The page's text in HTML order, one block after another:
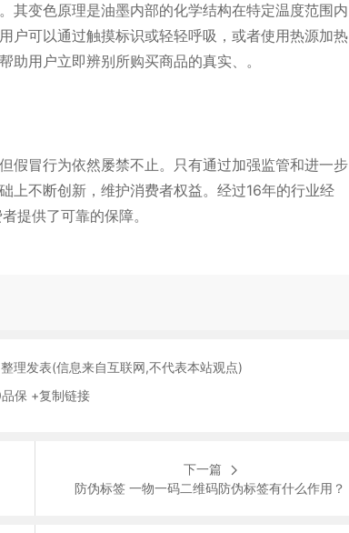
其变色原理是油墨内部的化学结构在特定温度范围内
户可以通过触摸标识或轻轻呼吸，或者使用热源加热
助用户立即辨别所购买商品的真实、。
假冒行为依然屡禁不止。只有通过加强监管和进一步
上不断创新，维护消费者权益。经过16年的行业经
提供了可靠的保障。
理发表(信息来自互联网,不代表本站观点)
保 +复制链接
下一篇
防伪标签 一物一码二维码防伪标签有什么作用？